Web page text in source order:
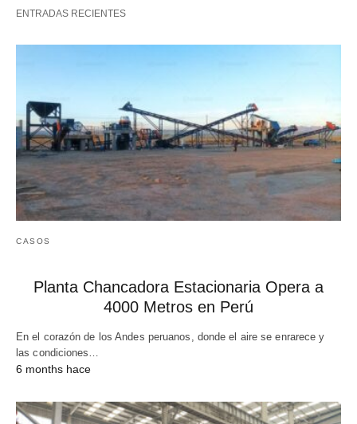
ENTRADAS RECIENTES
CASOS
Planta Chancadora Estacionaria Opera a
4000 Metros en Perú
En el corazón de los Andes peruanos, donde el aire se enrarece y
las condiciones…
6 months hace